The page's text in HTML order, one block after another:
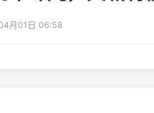
月01日 06:58